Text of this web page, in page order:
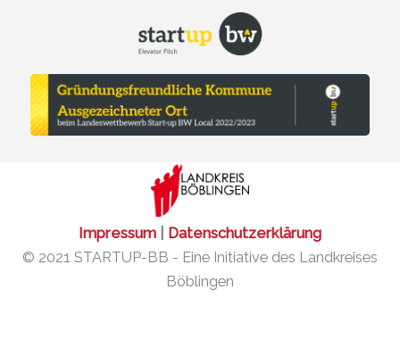
Impressum
Datenschutzerklärung
© 2021 STARTUP-BB - Eine Initiative des Landkreises
Böblingen